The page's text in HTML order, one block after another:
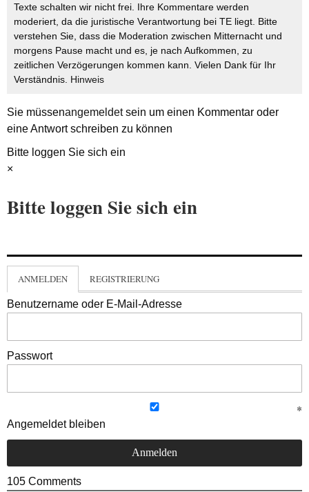
Texte schalten wir nicht frei. Ihre Kommentare werden
moderiert, da die juristische Verantwortung bei TE liegt. Bitte
verstehen Sie, dass die Moderation zwischen Mitternacht und
morgens Pause macht und es, je nach Aufkommen, zu
zeitlichen Verzögerungen kommen kann. Vielen Dank für Ihr
Verständnis. Hinweis
Sie müssenangemeldetsein um einen Kommentar oder
eine Antwort schreiben zu können
Bitte loggen Sie sich ein
×
Bitte loggen Sie sich ein
ANMELDEN REGISTRIERUNG
Benutzername oder E-Mail-Adresse
Passwort
Angemeldet bleiben
105 Comments